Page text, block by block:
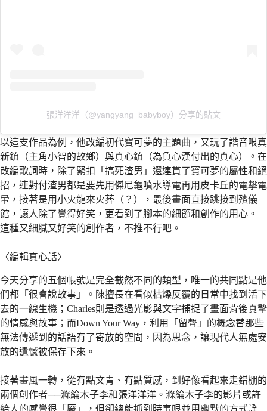
張洋洋洋（@yangyang_babyboy）分享的貼文
以這支作品為例，他改編初代寶可夢的主題曲，又玩了諧音哏真
新鎮（主角小智的故鄉）與真心鎮（為負心漢付出的真心）。在
改編歌詞時，除了緊扣「搞死渣男」還連貫了寶可夢的屬性和絕
招，連對付渣男都是要先用傑尼龜噴水導電再用皮卡丘的電擊電
暈，接著是用小火龍來火葬（？），最後畫面直接跳接到殯儀
館，讓人除了覺得好笑，更看到了腳本的細節和創作的用心。
這種又細膩又好笑的創作者，不推不行吧。
〈編輯真心話〉
今天分享的五個帳號是完全截然不同的類型，唯一的共同點是他
們都「很會說故事」。陳擅長在看似枯燥反覆的日常中找到活下
去的一線生機；Charles則是透過光影與文字捕捉了畫面背後真摯
的情感與故事；而Down Your Way，利用「留聲」的概念替那些
無法傳遞到的話語有了寄放的空間，因為思念，讓現代人無處安
放的遺憾被保存下來。
接著畫風一轉，從有點文青、有點質感，到好像看起來走錯棚的
兩個創作者──滌綸木子李和張洋洋洋。滌綸木子李的影片或許